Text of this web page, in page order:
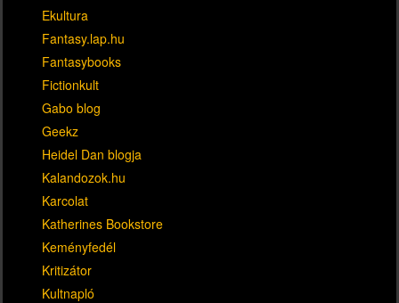
Ekultura
Fantasy.lap.hu
Fantasybooks
Fictionkult
Gabo blog
Geekz
Heidel Dan blogja
Kalandozok.hu
Karcolat
Katherines Bookstore
Keményfedél
Kritizátor
Kultnapló